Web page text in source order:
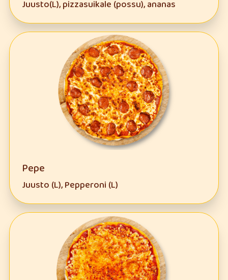
Juusto(L), pizzasuikale (possu), ananas
Pepe
Juusto (L), Pepperoni (L)